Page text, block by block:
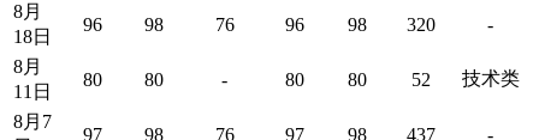
8月
18日
96 98 76 96 98 320 -
8月
11日
80 80 - 80 80 52 技术类
8月7
97 98 76 97 98 437 -